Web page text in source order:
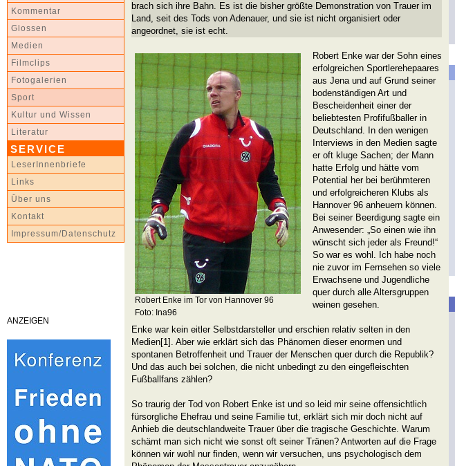
Kommentar
Glossen
Medien
Filmclips
Fotogalerien
Sport
Kultur und Wissen
Literatur
SERVICE
LeserInnenbriefe
Links
Über uns
Kontakt
Impressum/Datenschutz
ANZEIGEN
brach sich ihre Bahn. Es ist die bisher größte Demonstration von Trauer im
Land, seit des Tods von Adenauer, und sie ist nicht organisiert oder
angeordnet, sie ist echt.
Robert Enke im Tor von Hannover 96
Foto: Ina96
Robert Enke war der Sohn eines
erfolgreichen Sportlerehepaares
aus Jena und auf Grund sei­ner
bodenständigen Art und
Bescheidenheit einer der
beliebtesten Profifußballer in
Deutsch­land. In den wenigen
Interviews in den Medien sagte
er oft kluge Sachen; der Mann
hatte Erfolg und hätte vom
Potential her bei berühmteren
und erfolgreicheren Klubs als
Hannover 96 anheuern können.
Bei seiner Beerdigung sagte ein
Anwesender: „So einen wie ihn
wünscht sich jeder als Freund!“
So war es wohl. Ich habe noch
nie zuvor im Fernsehen so viele
Erwachsene und Jugendli­che
quer durch alle Altersgruppen
weinen gesehen.
Enke war kein eitler Selbstdarsteller und erschien relativ selten in den
Medien[1]. Aber wie erklärt sich das Phänomen dieser enormen und
spontanen Betroffenheit und Trauer der Menschen quer durch die Republik?
Und das auch bei solchen, die nicht unbedingt zu den eingefleischten
Fußballfans zählen?
So traurig der Tod von Robert Enke ist und so leid mir seine offensichtlich
fürsorgliche Ehefrau und seine Familie tut, erklärt sich mir doch nicht auf
Anhieb die deutschlandweite Trauer über die tragische Geschichte. Warum
schämt man sich nicht wie sonst oft seiner Tränen? Antworten auf die Frage
können wir wohl nur finden, wenn wir versuchen, uns psychologisch dem